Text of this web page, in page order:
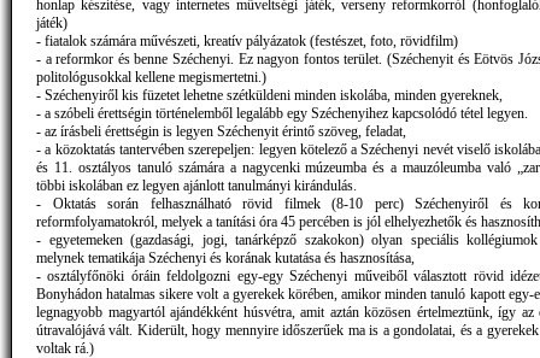
honlap készítése, vagy internetes műveltségi játék, verseny reformkorról
játék)
- fiatalok számára művészeti, kreatív pályázatok (festészet, foto, rövidfilm)
- a reformkor és benne Széchenyi. Ez nagyon fontos terület. (Széchenyit és Eötvös
politológusokkal kellene megismertetni.)
- Széchenyiről kis füzetet lehetne szétküldeni minden iskolába, minden gyereknek,
- a szóbeli érettségin történelemből legalább egy Széchenyihez kapcsolódó tétel legyen.
- az írásbeli érettségin is legyen Széchenyit érintő szöveg, feladat,
- a közoktatás tantervében szerepeljen: legyen kötelező a Széchenyi nevét viselő
és 11. osztályos tanuló számára a nagycenki múzeumba és a mauzóleumba való
többi iskolában ez legyen ajánlott tanulmányi kirándulás.
- Oktatás során felhasználható rövid filmek (8-10 perc) Széchenyiről és
reformfolyamatokról, melyek a tanítási óra 45 percében is jól elhelyezhetők és
- egyetemeken (gazdasági, jogi, tanárképző szakokon) olyan speciális kollégiumok
melynek tematikája Széchenyi és korának kutatása és hasznosítása,
- osztályfőnöki óráin feldolgozni egy-egy Széchenyi műveiből választott rövid
Bonyhádon hatalmas sikere volt a gyerekek körében, amikor minden tanuló kapott egy-
legnagyobb magyartól ajándékként húsvétra, amit aztán közösen értelmeztünk, így az
útravalójává vált. Kiderült, hogy mennyire időszerűek ma is a gondolatai, és a
voltak rá.)